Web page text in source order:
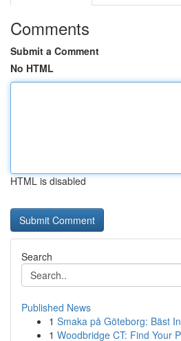
Comments
Submit a Comment
No HTML
HTML is disabled
Search
Published News
1 Smaka på Göteborg: Bäst
1 Woodbridge CT: Find Your